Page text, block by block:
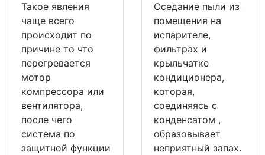
Такое явления
чаще всего
происходит по
причине то что
перегревается
мотор
компрессора или
вентилятора,
после чего
система по
защитной функции
Оседание пыли из
помещения на
испарителе,
фильтрах и
крыльчатке
кондиционера,
которая,
соединяясь с
конденсатом ,
образовывает
неприятный запах.